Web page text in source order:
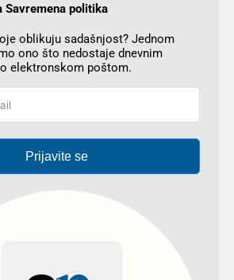
Savremena politika
oblikuju sadašnjost? Jednom
ono što nedostaje dnevnim
elektronskom poštom.
Prijavite se